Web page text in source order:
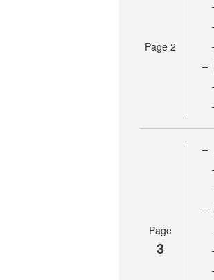
Page 2
Page
3